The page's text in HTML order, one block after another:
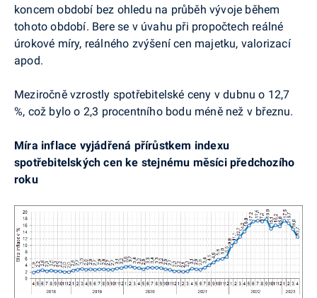
koncem období bez ohledu na průběh vývoje během
tohoto období. Bere se v úvahu při propočtech reálné
úrokové míry, reálného zvýšení cen majetku, valorizací
apod.
Meziročně vzrostly spotřebitelské ceny v dubnu o 12,7
%, což bylo o 2,3 procentního bodu méně než v březnu.
Míra inflace vyjádřená přírůstkem indexu
spotřebitelských cen ke stejnému měsíci předchozího
roku